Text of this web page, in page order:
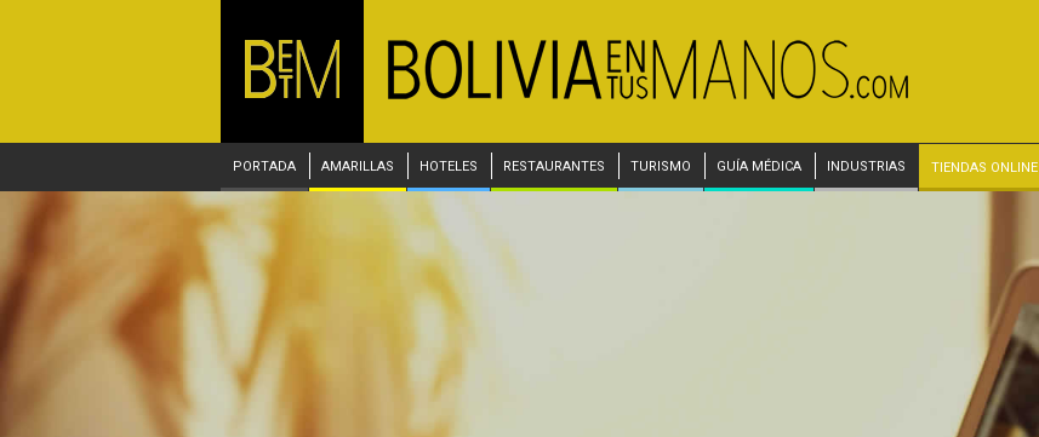
PORTADA AMARILLAS HOTELES RESTAURANTES TURISMO GUÍA MÉDICA INDUSTRIAS TIENDAS ONLINE